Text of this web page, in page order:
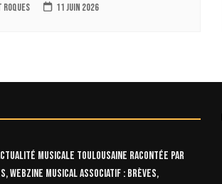
11 juin 2026
musicale toulousaine racontée par
webzine musical associatif : brèves,